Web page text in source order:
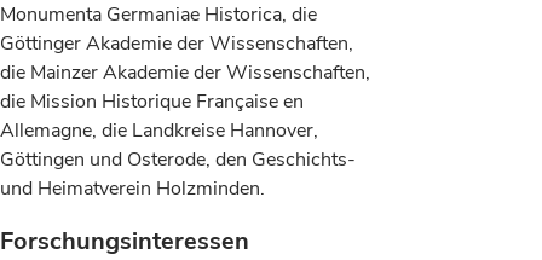
Monumenta Germaniae Historica, die
Göttinger Akademie der Wissenschaften,
die Mainzer Akademie der Wissenschaften,
die Mission Historique Française en
Allemagne, die Landkreise Hannover,
Göttingen und Osterode, den Geschichts-
und Heimatverein Holzminden.
Forschungsinteressen